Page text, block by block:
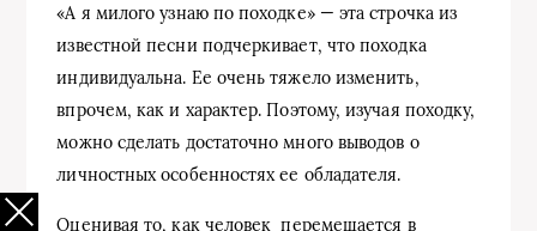
«А я милого узнаю по походке» — эта строчка из
известной песни подчеркивает, что походка
индивидуальна. Ее очень тяжело изменить,
впрочем, как и характер. Поэтому, изучая походку,
можно сделать достаточно много выводов о
личностных особенностях ее обладателя.
Оценивая то, как человек перемещается в